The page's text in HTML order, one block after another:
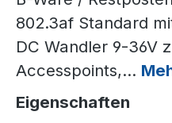
802.3af Standard
DC Wandler 9-36V
Accesspoints,…
Eigenschaften